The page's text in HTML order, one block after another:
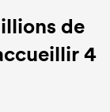
de
4